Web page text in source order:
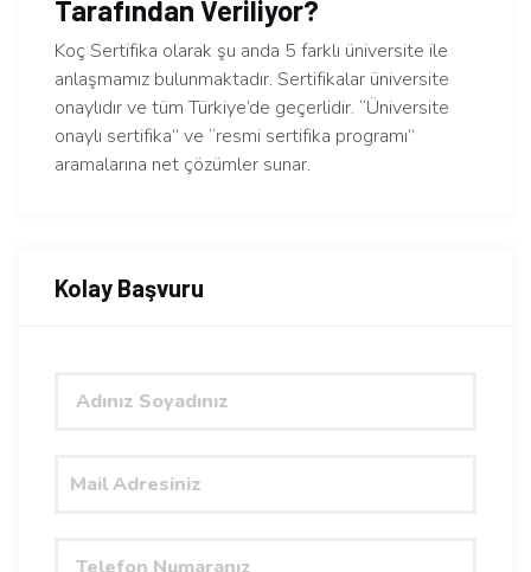
Tarafından Veriliyor?
Koç Sertifika olarak şu anda 5 farklı üniversite ile
anlaşmamız bulunmaktadır. Sertifikalar üniversite
onaylıdır ve tüm Türkiye’de geçerlidir. “Üniversite
onaylı sertifika” ve “resmi sertifika programı”
aramalarına net çözümler sunar.
Kolay Başvuru